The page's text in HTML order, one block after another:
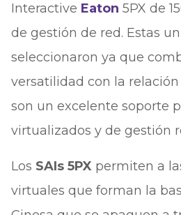
Interactive Eaton 5PX de
de gestión de red. Estas
seleccionaron ya que
versatilidad con la
son un excelente soporte
virtualizados y de gestión
Los SAIs 5PX permiten a
virtuales que forman la